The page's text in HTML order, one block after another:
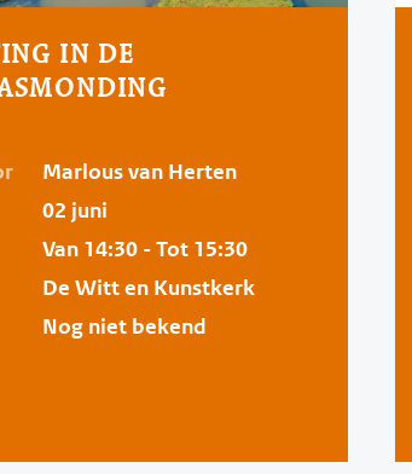
IN DE
Marlous van Herten
02 juni
Van 14:30 - Tot 15:30
De Witt en Kunstkerk
Nog niet bekend